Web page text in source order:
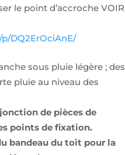
le point d’accroche VOIR
DQ2ErOciAnE/
sous pluie légère ; des
pluie au niveau des
de pièces de
points de fixation.
bandeau du toit pour la